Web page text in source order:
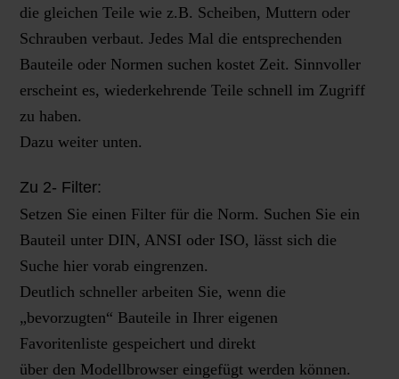
die gleichen Teile wie z.B. Scheiben, Muttern oder
Schrauben verbaut. Jedes Mal die entsprechenden
Bauteile oder Normen suchen kostet Zeit. Sinnvoller
erscheint es, wiederkehrende Teile schnell im Zugriff
zu haben.
Dazu weiter unten.
Zu 2- Filter:
Setzen Sie einen Filter für die Norm. Suchen Sie ein
Bauteil unter DIN, ANSI oder ISO, lässt sich die
Suche hier vorab eingrenzen.
Deutlich schneller arbeiten Sie, wenn die
„bevorzugten“ Bauteile in Ihrer eigenen
Favoritenliste gespeichert und direkt
über den Modellbrowser eingefügt werden können.